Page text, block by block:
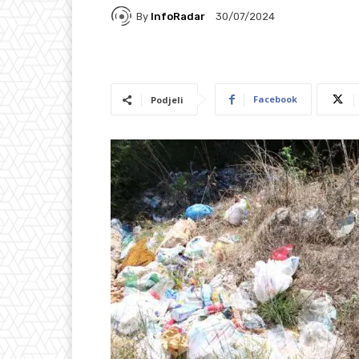
By InfoRadar 30/07/2024
Podjeli Facebook